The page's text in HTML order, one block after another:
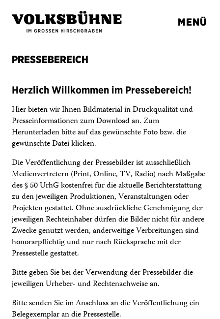
MENÜ
PRESSEBEREICH
Herzlich Willkommen im Pressebereich!
Hier bieten wir Ihnen Bildmaterial in Druckqualität und
Presseinformationen zum Download an. Zum
Herunterladen bitte auf das gewünschte Foto bzw. die
gewünschte Datei klicken.
Die Veröffentlichung der Pres­se­bil­der ist ausschließ­lich
Medienvertretern (Print, Online, TV, Radio) nach Maßgabe
des § 50 UrhG kosten­frei für die aktu­elle Berichter­stat­tung
zu den jeweiligen Produktionen, Veranstaltungen oder
Projekten gestattet. Ohne ausdrück­li­che Geneh­mi­gung der
jewei­li­gen Rech­te­inha­ber dürfen die Bilder nicht für andere
Zwecke genutzt werden, anderweitige Verbreitungen sind
honorarpflichtig und nur nach Rücksprache mit der
Pressestelle gestattet.
Bitte geben Sie bei der Verwen­dung der Pres­se­bil­der die
jeweiligen Urhe­ber- und Rech­te­nach­weise an.
Bitte senden Sie im Anschluss an die Veröffentlichung ein
Belegexemplar an die Pressestelle.